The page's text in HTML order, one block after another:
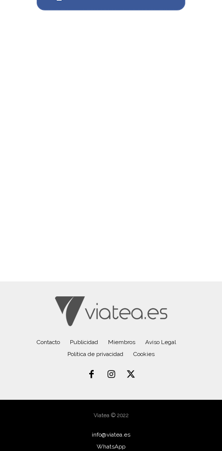
Contacto Publicidad Miembros
Aviso Legal
Política de privacidad
Cookies
Viatea © 2022
info@viatea.es
WhatsApp